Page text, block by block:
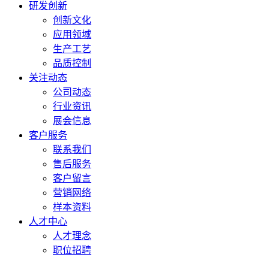
研发创新
创新文化
应用领域
生产工艺
品质控制
关注动态
公司动态
行业资讯
展会信息
客户服务
联系我们
售后服务
客户留言
营销网络
样本资料
人才中心
人才理念
职位招聘